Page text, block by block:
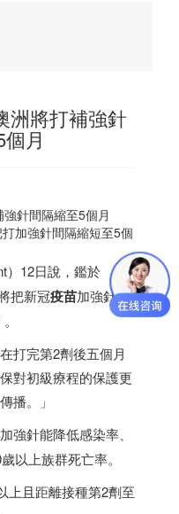
洲將打補強針
月
加強針間隔縮短至5個
）12日說，鑑於
把新冠疫苗加強針的
打完第2劑後五個月
對初級療程的保護更
播。」
強針能降低感染率、
以上族群死亡率。
上且距離接種第2劑至